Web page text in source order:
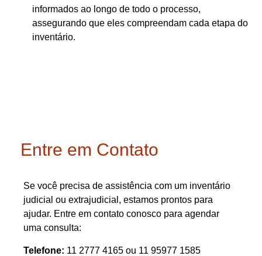
informados ao longo de todo o processo,
assegurando que eles compreendam cada etapa do
inventário.
Entre em Contato
Se você precisa de assistência com um inventário
judicial ou extrajudicial, estamos prontos para
ajudar. Entre em contato conosco para agendar
uma consulta:
Telefone: 11 2777 4165 ou 11 95977 1585